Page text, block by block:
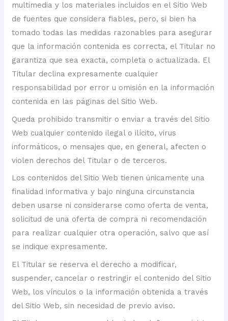
multimedia y los materiales incluidos en el Sitio Web
de fuentes que considera fiables, pero, si bien ha
tomado todas las medidas razonables para asegurar
que la información contenida es correcta, el Titular no
garantiza que sea exacta, completa o actualizada. El
Titular declina expresamente cualquier
responsabilidad por error u omisión en la información
contenida en las páginas del Sitio Web.
Queda prohibido transmitir o enviar a través del Sitio
Web cualquier contenido ilegal o ilícito, virus
informáticos, o mensajes que, en general, afecten o
violen derechos del Titular o de terceros.
Los contenidos del Sitio Web tienen únicamente una
finalidad informativa y bajo ninguna circunstancia
deben usarse ni considerarse como oferta de venta,
solicitud de una oferta de compra ni recomendación
para realizar cualquier otra operación, salvo que así
se indique expresamente.
El Titular se reserva el derecho a modificar,
suspender, cancelar o restringir el contenido del Sitio
Web, los vínculos o la información obtenida a través
del Sitio Web, sin necesidad de previo aviso.